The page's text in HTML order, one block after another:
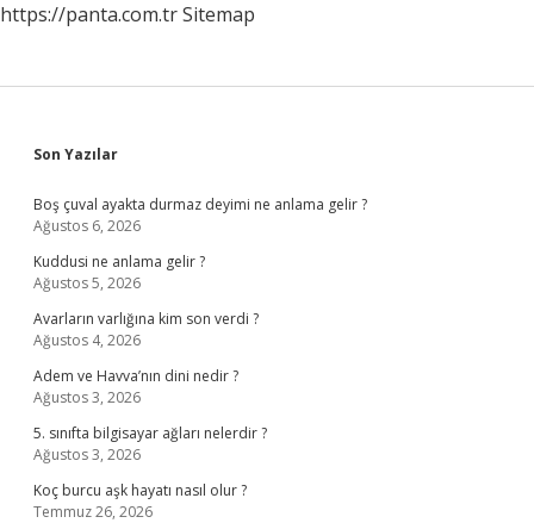
https://panta.com.trSitemap
Sidebar
Son Yazılar
Boş çuval ayakta durmaz deyimi ne anlama gelir ?
Ağustos 6, 2026
Kuddusi ne anlama gelir ?
Ağustos 5, 2026
Avarların varlığına kim son verdi ?
Ağustos 4, 2026
Adem ve Havva’nın dini nedir ?
Ağustos 3, 2026
5. sınıfta bilgisayar ağları nelerdir ?
Ağustos 3, 2026
Koç burcu aşk hayatı nasıl olur ?
Temmuz 26, 2026